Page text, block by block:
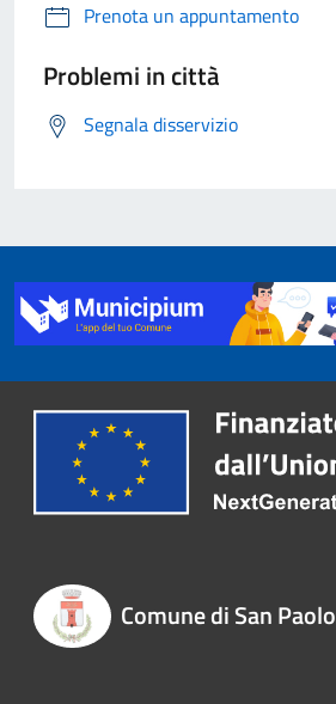
Prenota un appuntamento
Problemi in città
Segnala disservizio
Comune di San Paolo